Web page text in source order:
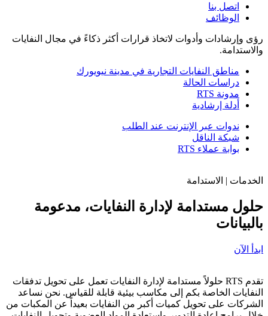
اتصل بنا
الوظائف
رؤى وإرشادات وأدوات لاتخاذ قرارات أكثر ذكاءً في مجال النفايات
والاستدامة.
مناطق النفايات التجارية في مدينة نيويورك
دراسات الحالة
مدونة RTS
أدلة إرشادية
ندوات عبر الإنترنت عند الطلب
شبكة الناقل
بوابة عملاء RTS
الخدمات | الاستدامة
حلول مستدامة لإدارة النفايات، مدعومة
بالبيانات
ابدأ الآن
تقدم RTS حلولاً مستدامة لإدارة النفايات تعمل على تحويل تدفقات
النفايات الخاصة بكم إلى مكاسب بيئية قابلة للقياس. نحن نساعد
الشركات على تحويل كميات أكبر من النفايات بعيداً عن المكبات من